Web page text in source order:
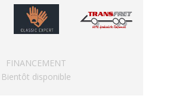
FINANCEMENT
Bientôt disponible